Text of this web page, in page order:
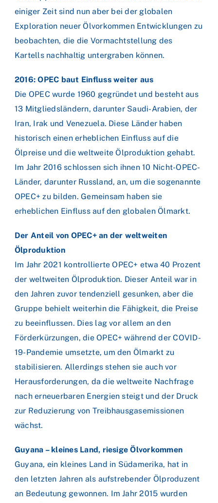
einiger Zeit sind nun aber bei der globalen
Exploration neuer Ölvorkommen Entwicklungen zu
beobachten, die die Vormachtstellung des
Kartells nachhaltig untergraben können.
2016: OPEC baut Einfluss weiter aus
Die OPEC wurde 1960 gegründet und besteht aus
13 Mitgliedsländern, darunter Saudi-Arabien, der
Iran, Irak und Venezuela. Diese Länder haben
historisch einen erheblichen Einfluss auf die
Ölpreise und die weltweite Ölproduktion gehabt.
Im Jahr 2016 schlossen sich ihnen 10 Nicht-OPEC-
Länder, darunter Russland, an, um die sogenannte
OPEC+ zu bilden. Gemeinsam haben sie
erheblichen Einfluss auf den globalen Ölmarkt.
Der Anteil von OPEC+ an der weltweiten
Ölproduktion
Im Jahr 2021 kontrollierte OPEC+ etwa 40 Prozent
der weltweiten Ölproduktion. Dieser Anteil war in
den Jahren zuvor tendenziell gesunken, aber die
Gruppe behielt weiterhin die Fähigkeit, die Preise
zu beeinflussen. Dies lag vor allem an den
Förderkürzungen, die OPEC+ während der COVID-
19-Pandemie umsetzte, um den Ölmarkt zu
stabilisieren. Allerdings stehen sie auch vor
Herausforderungen, da die weltweite Nachfrage
nach erneuerbaren Energien steigt und der Druck
zur Reduzierung von Treibhausgasemissionen
wächst.
Guyana – kleines Land, riesige Ölvorkommen
Guyana, ein kleines Land in Südamerika, hat in
den letzten Jahren als aufstrebender Ölproduzent
an Bedeutung gewonnen. Im Jahr 2015 wurden